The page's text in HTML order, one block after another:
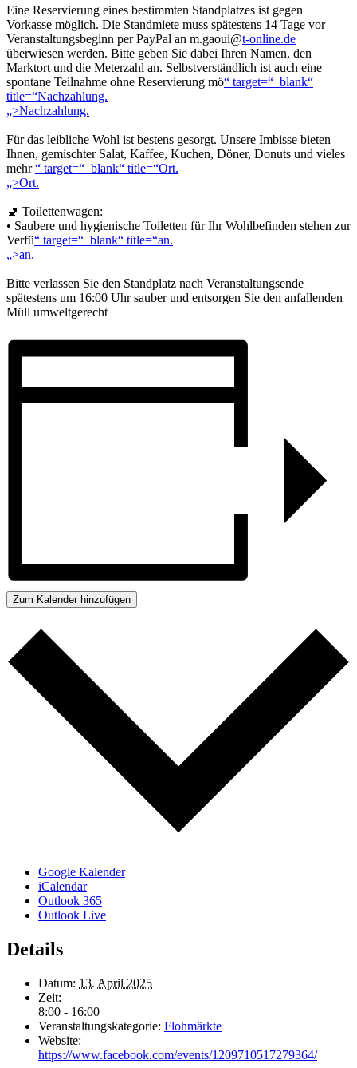
Eine Reservierung eines bestimmten Standplatzes ist gegen
Vorkasse möglich. Die Standmiete muss spätestens 14 Tage vor
Veranstaltungsbeginn per PayPal an m.gaoui@t-online.de
überwiesen werden. Bitte geben Sie dabei Ihren Namen, den
Marktort und die Meterzahl an. Selbstverständlich ist auch eine
spontane Teilnahme ohne Reservierung mö“ target=“_blank“
title=“Nachzahlung.
„>Nachzahlung.
Für das leibliche Wohl ist bestens gesorgt. Unsere Imbisse bieten
Ihnen, gemischter Salat, Kaffee, Kuchen, Döner, Donuts und vieles
mehr“ target=“_blank“ title=“Ort.
„>Ort.
🚽 Toilettenwagen:
• Saubere und hygienische Toiletten für Ihr Wohlbefinden stehen zur
Verfü“ target=“_blank“ title=“an.
„>an.
Bitte verlassen Sie den Standplatz nach Veranstaltungsende
spätestens um 16:00 Uhr sauber und entsorgen Sie den anfallenden
Müll umweltgerecht
Zum Kalender hinzufügen
Google Kalender
iCalendar
Outlook 365
Outlook Live
Details
Datum: 13. April 2025
Zeit:
8:00 - 16:00
Veranstaltungskategorie: Flohmärkte
Website:
https://www.facebook.com/events/1209710517279364/